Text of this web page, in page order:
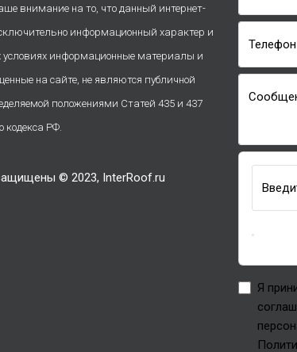
внимание на то, что данный интернет-
информационный характер и
условиях информационные материалы и
на сайте, не являются публичной
положениями Статей 435 и 437
кодекса РФ.
© 2023, InterRoof.ru
Телефон
Я